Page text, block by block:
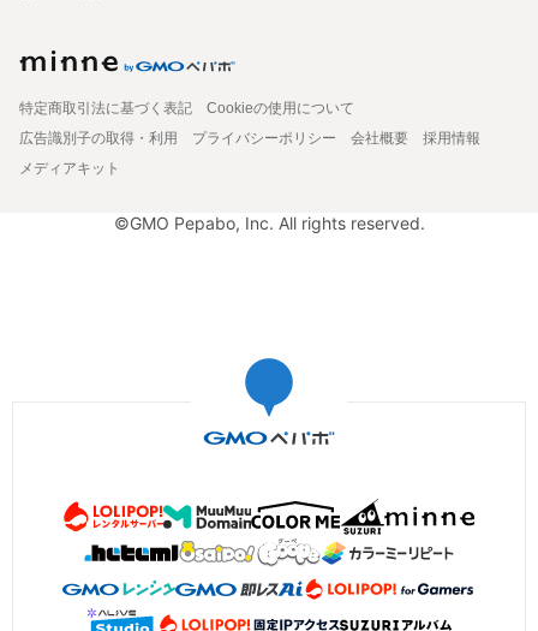
特定商取引法に基づく表記
Cookieの使用について
広告識別子の取得・利用
プライバシーポリシー 会社概要
採用情報
メディアキット
©GMO Pepabo, Inc. All rights reserved.